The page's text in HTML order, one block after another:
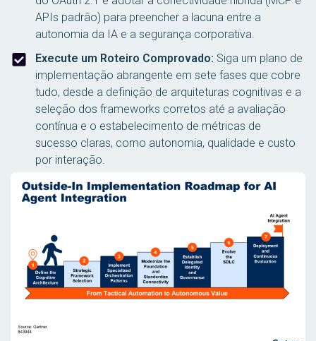
APIs padrão) para preencher a lacuna entre a
autonomia da IA e a segurança corporativa.
Execute um Roteiro Comprovado: Siga um plano de
implementação abrangente em sete fases que cobre
tudo, desde a definição de arquiteturas cognitivas e a
seleção dos frameworks corretos até a avaliação
contínua e o estabelecimento de métricas de
sucesso claras, como autonomia, qualidade e custo
por interação.